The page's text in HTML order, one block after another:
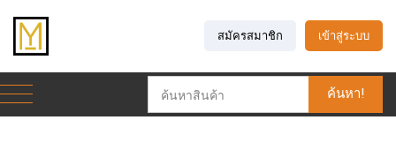
สมัครสมาชิก เข้าสู่ระบบ
ค้นหา!